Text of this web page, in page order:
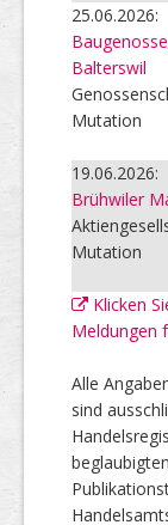
25.06.2026:
Balterswil
Mutation
19.06.2026:
Brühwiler
Mutation
Klicken
Meldungen
Alle
sind